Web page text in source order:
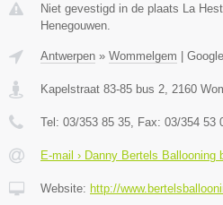
Niet gevestigd in de plaats La
Henegouwen.
Antwerpen » Wommelgem |
Kapelstraat 83-85 bus 2 2160
Tel: 03/353 85 35 , Fax: 03/354 53
E-mail › Danny Bertels Ballooning
Website: http://